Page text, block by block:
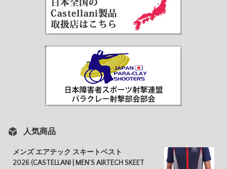
人気商品
メンズ エアテック スキートベスト
2026 (CASTELLANI | MEN’S AIRTECH SKEET